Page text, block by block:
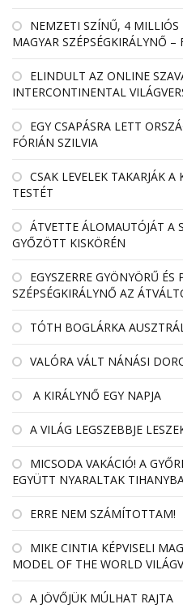
NEMZETI SZÍNŰ, 4 MILLIÓS
MAGYAR SZÉPSÉGKIRÁLYNŐ –
ELINDULT AZ ONLINE
INTERCONTINENTAL
EGY CSAPÁSRA LETT
FÓRIÁN SZILVIA
CSAK LEVELEK TAKARJÁK A
TESTÉT
ÁTVETTE ÁLOMAUTÓJÁT A
GYŐZÖTT KISKÖRÉN
EGYSZERRE GYÖNYÖRŰ ÉS
SZÉPSÉGKIRÁLYNŐ AZ
TÓTH BOGLÁRKA
VALÓRA VÁLT NÁNÁSI
A KIRÁLYNŐ EGY NAPJA
A VILÁG LEGSZEBBJE
MICSODA VAKÁCIÓ! A
EGYÜTT NYARALTAK
ERRE NEM SZÁMÍTOTTAM!
MIKE CINTIA KÉPVISELI
MODEL OF THE WORLD
A JÖVŐJÜK MÚLHAT RAJTA